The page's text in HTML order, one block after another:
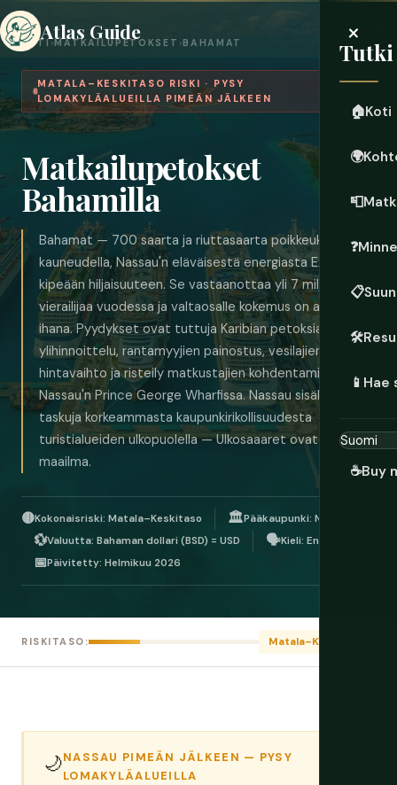
Atlas Guide ×
Tutki
🏠Koti
🌍
📮
❓
📋
🛠️
📱 Hae
☕Buy
KOTI›MATKAILUPETOKSET ›BAHAMAT
MATALA–KESKITASO RISKI · PYSY
LOMAKYLÄALUEILLA PIMEÄN JÄLKEEN
Matkailupetokset
Bahamilla
Bahamat — 700 saarta ja riuttasaarta poikkeuksellisella
kauneudella, Nassau'n eläväisestä energiasta Exumojen
kipeään hiljaisuuteen. Se vastaanottaa yli 7 miljoonaa
vierailijaa vuodessa ja valtaosalle kokemus on aidosti
ihana. Pyydykset ovat tuttuja Karibian petoksia: taksien
ylihinnoittelu, rantamyyjien painostus, vesilajien
hintavaihto ja risteily matkustajien kohdentaminen
Nassau'n Prince George Wharfissa. Nassau sisältää
taskuja korkeammasta kaupunkirikollisuudesta
turistialueiden ulkopuolella — Ulkosaaaret ovat aivan eri
maailma.
🟡Kokonaisriski: Matala–Keskitaso 🏛️Pääkaupunki: Nassau
💱Valuutta: Bahaman dollari (BSD) = USD 🗣️Kieli: Englanti
📅Päivitetty: Helmikuu 2026
RISKITASO: Matala–Keskitaso
🌙NASSAU PIMEÄN JÄLKEEN — PYSY
LOMAKYLÄALUEILLA